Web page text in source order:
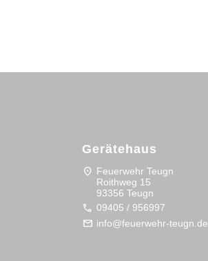
Gerätehaus
location_on Feuerwehr Teugn
Roithweg 15
93356 Teugn
call 09405 / 956997
mail info@feuerwehr-teugn.de